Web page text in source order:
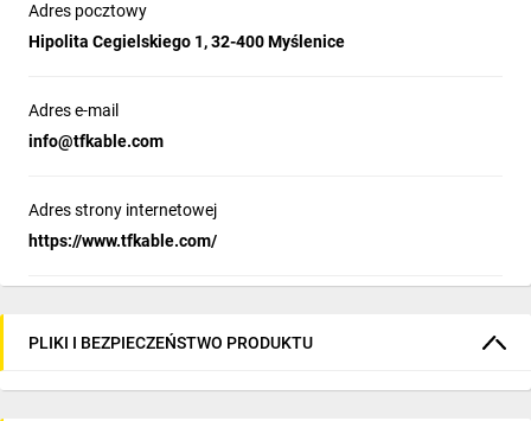
Adres pocztowy
Hipolita Cegielskiego 1, 32-400 Myślenice
Adres e-mail
info@tfkable.com
Adres strony internetowej
https://www.tfkable.com/
PLIKI I BEZPIECZEŃSTWO PRODUKTU